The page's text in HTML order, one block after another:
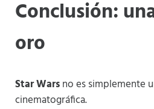
Conclusión:
oro
Star Warsno es simplemente
cinematográfica.